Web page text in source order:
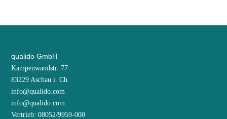
qualido GmbH
Kampenwandstr. 77
83229 Aschau i. Ch.
info@qualido.com
info@qualido.com
Vertrieb: 08052/9959-000